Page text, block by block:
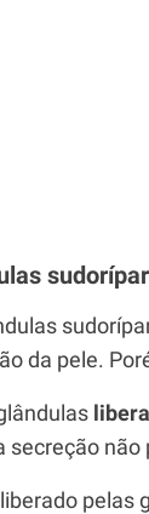
da pele.
secreção
pelas